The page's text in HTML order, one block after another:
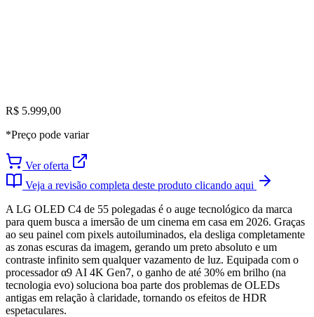
R$ 5.999,00
*Preço pode variar
Ver oferta
Veja a revisão completa deste produto clicando aqui
A LG OLED C4 de 55 polegadas é o auge tecnológico da marca
para quem busca a imersão de um cinema em casa em 2026. Graças
ao seu painel com pixels autoiluminados, ela desliga completamente
as zonas escuras da imagem, gerando um preto absoluto e um
contraste infinito sem qualquer vazamento de luz. Equipada com o
processador α9 AI 4K Gen7, o ganho de até 30% em brilho (na
tecnologia evo) soluciona boa parte dos problemas de OLEDs
antigas em relação à claridade, tornando os efeitos de HDR
espetaculares.